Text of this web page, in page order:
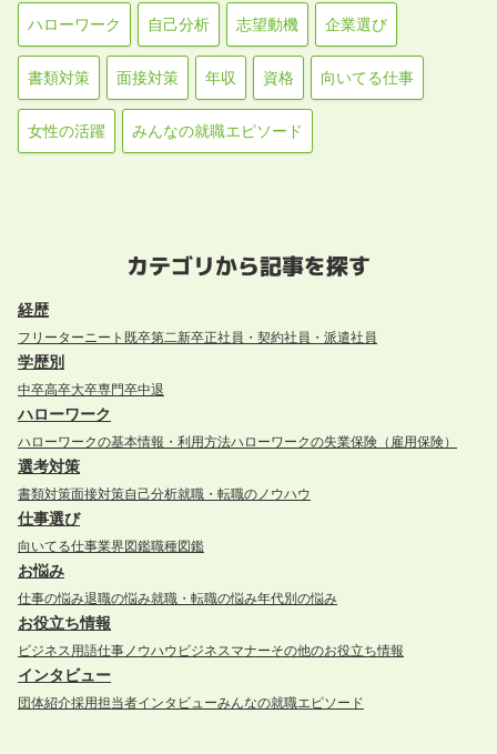
ハローワーク 自己分析 志望動機 企業選び
書類対策 面接対策 年収 資格 向いてる仕事
女性の活躍 みんなの就職エピソード
カテゴリから記事を探す
経歴
フリーターニート 既卒第二新卒正社員・契約社員・派遣社員
学歴別
中卒高卒大卒専門卒中退
ハローワーク
ハローワークの基本情報・利用方法ハローワークの失業保険（雇用保険）
選考対策
書類対策面接対策自己分析就職・転職のノウハウ
仕事選び
向いてる仕事業界図鑑職種図鑑
お悩み
仕事の悩み退職の悩み就職・転職の悩み年代別の悩み
お役立ち情報
ビジネス用語仕事ノウハウ ビジネスマナーその他のお役立ち情報
インタビュー
団体紹介採用担当者インタビューみんなの就職エピソード